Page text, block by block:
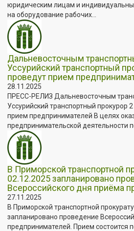
юридическим лицам и
на оборудование рабочих...
Дальневосточным
Уссурийский транспортный
проведут прием
28.11.2025
ПРЕСС-РЕЛИЗ Дальневосточным
Уссурийский транспортный прокурор
прием предпринимателей В целях
предпринимательской деятельности
В Приморской транспортной
02.12.2025 запланировано
Всероссийского дня приёма
27.11.2025
В Приморской транспортной
запланировано проведение
предпринимателей. Прием состоится